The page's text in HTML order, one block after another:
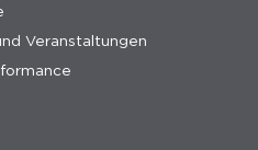
Veranstaltungen